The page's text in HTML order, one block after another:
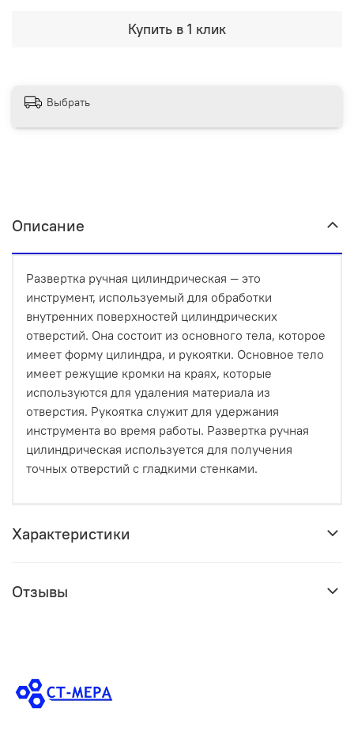
Купить в 1 клик
Выбрать
Описание
Развертка ручная цилиндрическая — это
инструмент, используемый для обработки
внутренних поверхностей цилиндрических
отверстий. Она состоит из основного тела, которое
имеет форму цилиндра, и рукоятки. Основное тело
имеет режущие кромки на краях, которые
используются для удаления материала из
отверстия. Рукоятка служит для удержания
инструмента во время работы. Развертка ручная
цилиндрическая используется для получения
точных отверстий с гладкими стенками.
Характеристики
Отзывы